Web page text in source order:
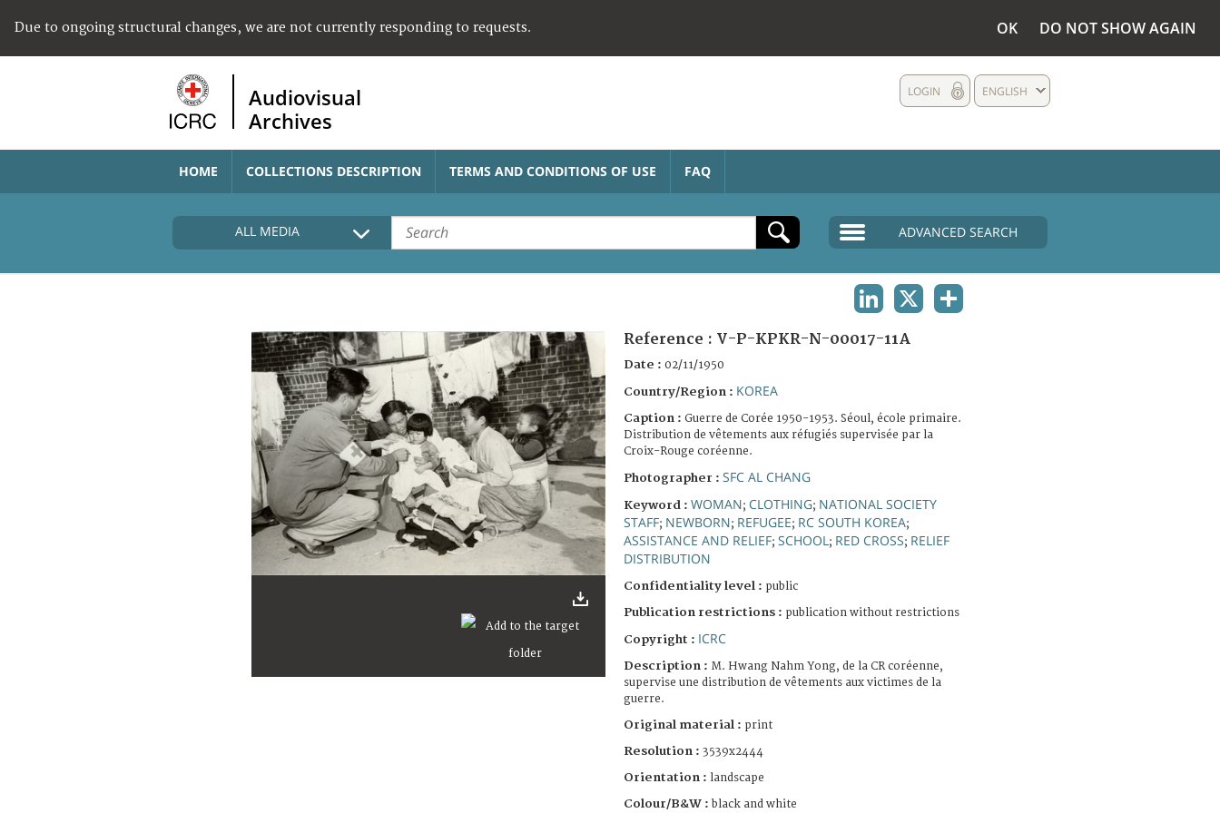
Due to ongoing structural changes, we are not currently responding to requests. OK DO NOT SHOW AGAIN
Audiovisual
Archives
ENGLISH
LOGIN
HOME COLLECTIONS DESCRIPTION TERMS AND CONDITIONS OF USE FAQ
ALL MEDIA ADVANCED SEARCH
Reference : V-P-KPKR-N-00017-11A
Date : 02/11/1950
Country/Region : KOREA
Caption : Guerre de Corée 1950-1953. Séoul, école primaire.
Distribution de vêtements aux réfugiés supervisée par la
Croix-Rouge coréenne.
Photographer : SFC AL CHANG
Keyword : WOMAN; CLOTHING; NATIONAL SOCIETY
STAFF; NEWBORN; REFUGEE; RC SOUTH KOREA;
ASSISTANCE AND RELIEF; SCHOOL ; RED CROSS; RELIEF
DISTRIBUTION
Confidentiality level : public
Publication restrictions : publication without restrictions
Copyright : ICRC
Description : M. Hwang Nahm Yong, de la CR coréenne,
supervise une distribution de vêtements aux victimes de la
guerre.
Original material : print
Resolution : 3539x2444
Orientation : landscape
Colour/B&W : black and white